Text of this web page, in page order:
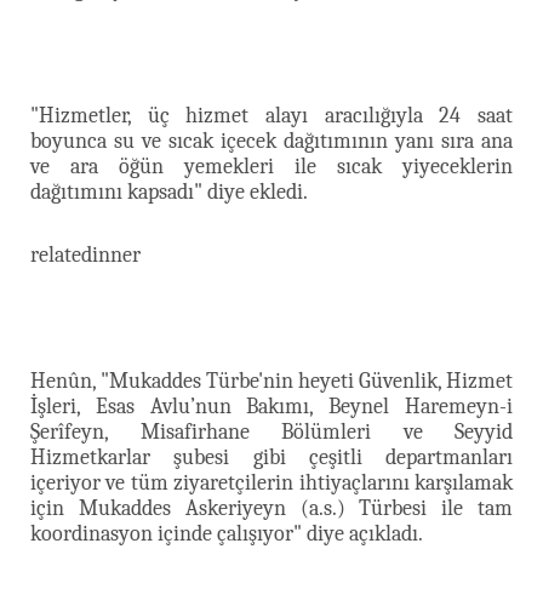
"Hizmetler, üç hizmet alayı aracılığıyla 24 saat
boyunca su ve sıcak içecek dağıtımının yanı sıra ana
ve ara öğün yemekleri ile sıcak yiyeceklerin
dağıtımını kapsadı" diye ekledi.
relatedinner
Henûn, "Mukaddes Türbe'nin heyeti Güvenlik, Hizmet
İşleri, Esas Avlu’nun Bakımı, Beynel Haremeyn-i
Şerîfeyn, Misafirhane Bölümleri ve Seyyid
Hizmetkarlar şubesi gibi çeşitli departmanları
içeriyor ve tüm ziyaretçilerin ihtiyaçlarını karşılamak
için Mukaddes Askeriyeyn (a.s.) Türbesi ile tam
koordinasyon içinde çalışıyor" diye açıkladı.